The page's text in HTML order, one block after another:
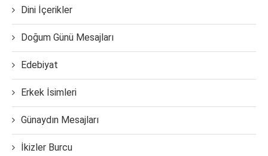
Dini İçerikler
Doğum Günü Mesajları
Edebiyat
Erkek İsimleri
Günaydın Mesajları
İkizler Burcu